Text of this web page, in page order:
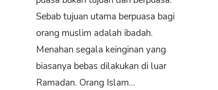
Sebab tujuan utama berpuasa bagi
orang muslim adalah ibadah.
Menahan segala keinginan yang
biasanya bebas dilakukan di luar
Ramadan. Orang Islam…